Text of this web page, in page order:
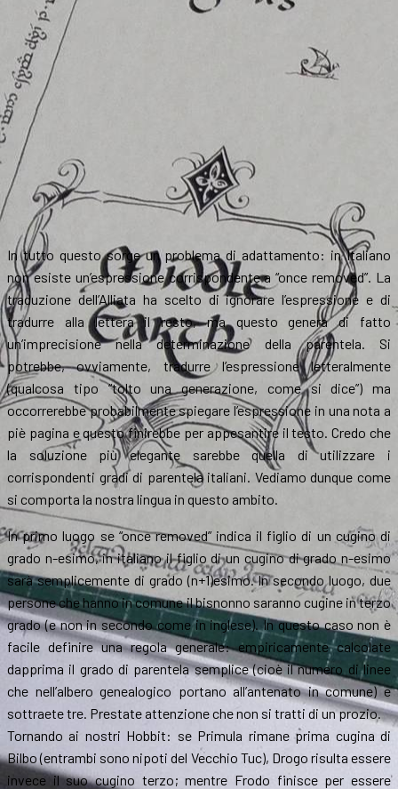
In tutto questo sorge un problema di adattamento: in Italiano
non esiste un’espressione corrispondente a “once removed”. La
traduzione dell’Alliata ha scelto di ignorare l’espressione e di
tradurre alla lettera il resto, ma questo genera di fatto
un’imprecisione nella determinazione della parentela. Si
potrebbe, ovviamente, tradurre l’espressione letteralmente
(qualcosa tipo “tolto una generazione, come si dice”) ma
occorrerebbe probabilmente spiegare l’espressione in una nota a
piè pagina e questo finirebbe per appesantire il testo. Credo che
la soluzione più elegante sarebbe quella di utilizzare i
corrispondenti gradi di parentela italiani. Vediamo dunque come
si comporta la nostra lingua in questo ambito.
In primo luogo se “once removed” indica il figlio di un cugino di
grado n-esimo, in italiano il figlio di un cugino di grado n-esimo
sarà semplicemente di grado (n+1)esimo. In secondo luogo, due
persone che hanno in comune il bisnonno saranno cugine in terzo
grado (e non in secondo come in inglese). In questo caso non è
facile definire una regola generale: empiricamente calcolate
dapprima il grado di parentela semplice (cioè il numero di linee
che nell’albero genealogico portano all’antenato in comune) e
sottraete tre. Prestate attenzione che non si tratti di un prozio.
Tornando ai nostri Hobbit: se Primula rimane prima cugina di
Bilbo (entrambi sono nipoti del Vecchio Tuc), Drogo risulta essere
invece il suo cugino terzo; mentre Frodo finisce per essere